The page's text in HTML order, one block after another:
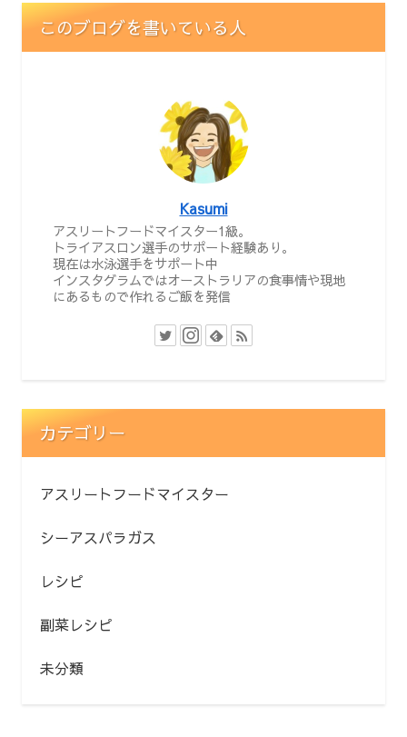
このブログを書いている人
Kasumi
アスリートフードマイスター1級。
トライアスロン選手のサポート経験あり。
現在は水泳選手をサポート中
インスタグラムではオーストラリアの食事情や現地
にあるもので作れるご飯を発信
カテゴリー
アスリートフードマイスター
シーアスパラガス
レシピ
副菜レシピ
未分類